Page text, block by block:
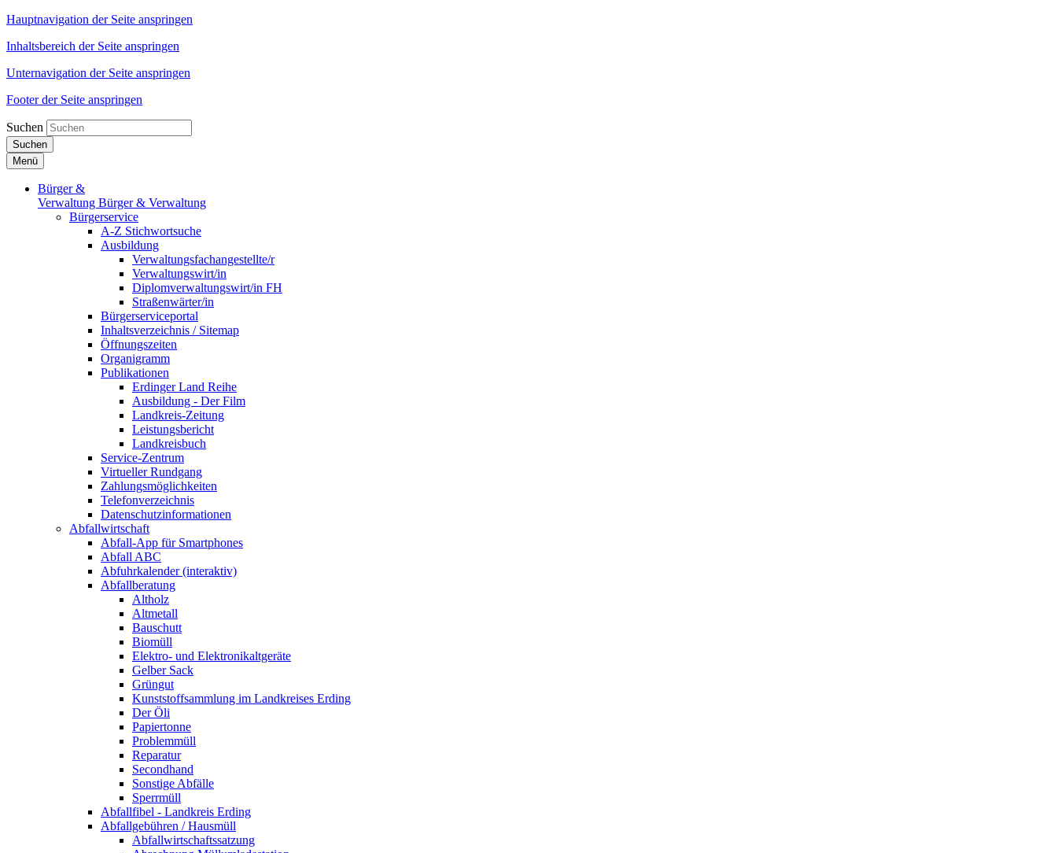
Hauptnavigation der Seite anspringen
Inhaltsbereich der Seite anspringen
Unternavigation der Seite anspringen
Footer der Seite anspringen
Suchen
Suchen
Menü
Bürger &
Verwaltung Bürger & Verwaltung
Bürgerservice
A-Z Stichwortsuche
Ausbildung
Verwaltungsfachangestellte/r
Verwaltungswirt/in
Diplomverwaltungswirt/in FH
Straßenwärter/in
Bürgerserviceportal
Inhaltsverzeichnis / Sitemap
Öffnungszeiten
Organigramm
Publikationen
Erdinger Land Reihe
Ausbildung - Der Film
Landkreis-Zeitung
Leistungsbericht
Landkreisbuch
Service-Zentrum
Virtueller Rundgang
Zahlungsmöglichkeiten
Telefonverzeichnis
Datenschutzinformationen
Abfallwirtschaft
Abfall-App für Smartphones
Abfall ABC
Abfuhrkalender (interaktiv)
Abfallberatung
Altholz
Altmetall
Bauschutt
Biomüll
Elektro- und Elektronikaltgeräte
Gelber Sack
Grüngut
Kunststoffsammlung im Landkreises Erding
Der Öli
Papiertonne
Problemmüll
Reparatur
Secondhand
Sonstige Abfälle
Sperrmüll
Abfallfibel - Landkreis Erding
Abfallgebühren / Hausmüll
Abfallwirtschaftssatzung